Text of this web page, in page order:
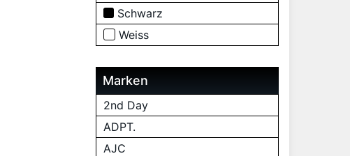
Schwarz
Weiss
Marken
2nd Day
ADPT.
AJC